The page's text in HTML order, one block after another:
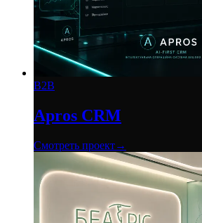
B2B
Apros CRM
Смотреть проект→